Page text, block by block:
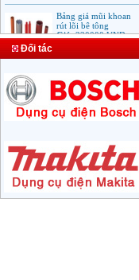
Bảng giá mũi khoan
rút lõi bê tông
Giá:330000VND
GSB 16RE (750W)
valy nhựa
Giá :1788000VND
GSB 13RE hộp nhựa
100 chi tiết
Giá: 1977000VND
Đối tác